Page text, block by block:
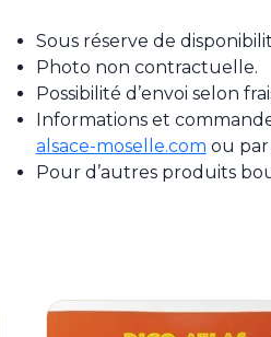
Sous réserve de
Photo non contractuelle.
Possibilité d’envoi selon
Informations et
alsace-moselle.com ou
Pour d’autres produits